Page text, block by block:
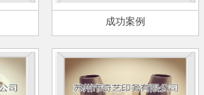
成功案例